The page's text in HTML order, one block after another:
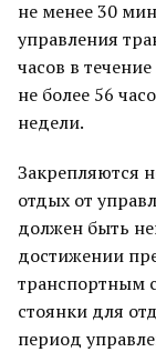
не менее 30
управления
часов в
не более 56
недели.
Закрепляются
отдых от
должен быть
достижении
транспортным
стоянки для
период